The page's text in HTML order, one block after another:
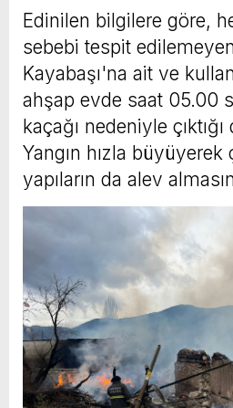
Edinilen bilgilere göre,
sebebi tespit
Kayabaşı'na ait ve
ahşap evde saat 05.00
kaçağı nedeniyle
Yangın hızla
yapıların da alev